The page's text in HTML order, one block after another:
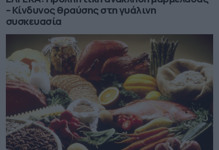
– Κίνδυνος θραύσης στη γυάλινη
συσκευασία